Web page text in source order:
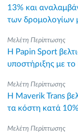
13% και
των δρομολογίων
Μελέτη Περίπτωσης
Η Papin Sport
υποστήριξης με
Μελέτη Περίπτωσης
Η Maverik Trans
τα κόστη κατά
Μελέτη Περίπτωσης